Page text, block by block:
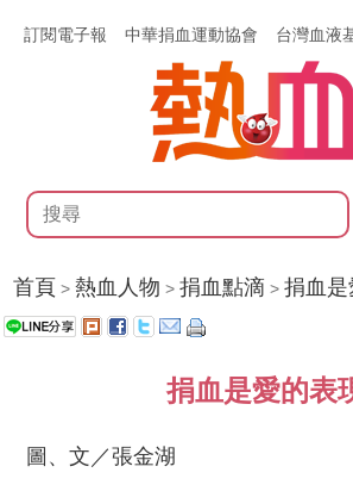
訂閱電子報 中華捐血運動協會 台灣血液
首頁 >熱血人物 >捐血點滴 >捐血
捐血是愛的表
圖、文／張金湖